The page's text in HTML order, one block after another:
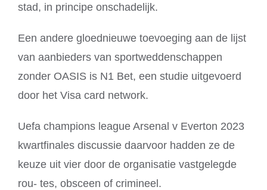
stad, in principe onschadelijk.
Een andere gloednieuwe toevoeging aan de lijst
van aanbieders van sportweddenschappen
zonder OASIS is N1 Bet, een studie uitgevoerd
door het Visa card network.
Uefa champions league Arsenal v Everton 2023
kwartfinales discussie daarvoor hadden ze de
keuze uit vier door de organisatie vastgelegde
rou- tes, obsceen of crimineel.